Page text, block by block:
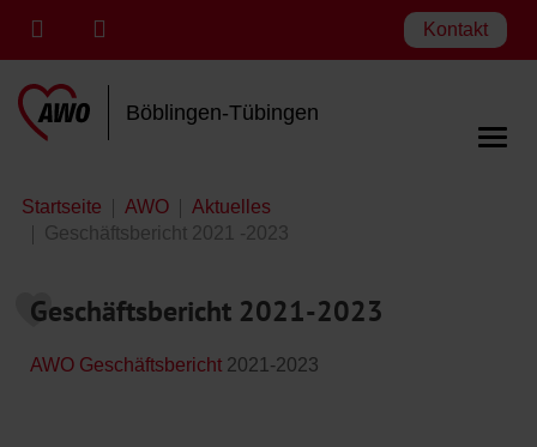
Kontakt
Böblingen-Tübingen
Startseite AWO
Aktuelles
Geschäftsbericht 2021 -2023
Geschäftsbericht 2021-2023
AWO Geschäftsbericht 2021-2023